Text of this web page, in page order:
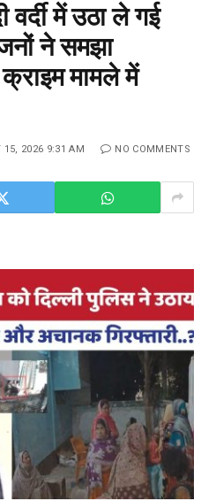
वर्दी में उठा ले गई
ने समझा
मामले में
15, 2026 9:31 AM NO COMMENTS